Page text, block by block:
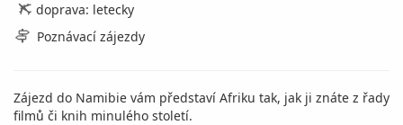
doprava: letecky
Poznávací zájezdy
Zájezd do Namibie vám představí Afriku tak, jak ji znáte z řady
filmů či knih minulého století.